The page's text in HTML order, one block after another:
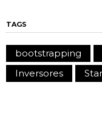
TAGS
bootstrapping
Inversores